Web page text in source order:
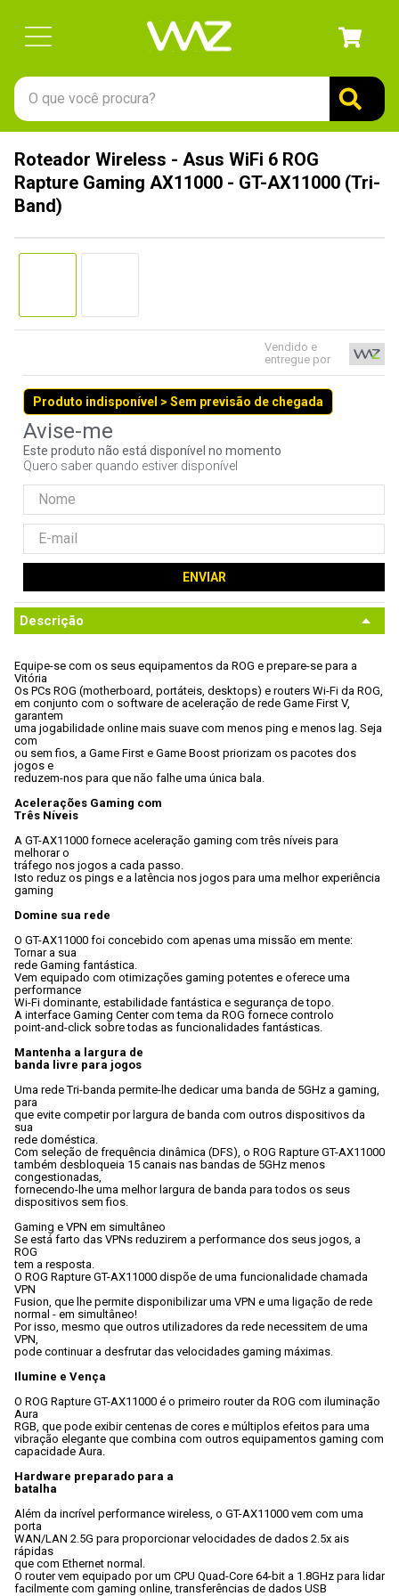
O que você procura?
Roteador Wireless - Asus WiFi 6 ROG
Rapture Gaming AX11000 - GT-AX11000 (Tri-
Band)
Vendido e
entregue por
Produto indisponível > Sem previsão de chegada
Este produto não está disponível no momento
Quero saber quando estiver disponível
ENVIAR
Descrição
Equipe-se com os seus equipamentos da ROG e prepare-se para a
Vitória
Os PCs ROG (motherboard, portáteis, desktops) e routers Wi-Fi da ROG,
em conjunto com o software de aceleração de rede Game First V,
garantem
uma jogabilidade online mais suave com menos ping e menos lag. Seja
com
ou sem fios, a Game First e Game Boost priorizam os pacotes dos
jogos e
reduzem-nos para que não falhe uma única bala.
Acelerações Gaming com
Três Níveis
A GT-AX11000 fornece aceleração gaming com três níveis para
melhorar o
tráfego nos jogos a cada passo.
Isto reduz os pings e a latência nos jogos para uma melhor experiência
gaming
Domine sua rede
O GT-AX11000 foi concebido com apenas uma missão em mente:
Tornar a sua
rede Gaming fantástica.
Vem equipado com otimizações gaming potentes e oferece uma
performance
Wi-Fi dominante, estabilidade fantástica e segurança de topo.
A interface Gaming Center com tema da ROG fornece controlo
point-and-click sobre todas as funcionalidades fantásticas.
Mantenha a largura de
banda livre para jogos
Uma rede Tri-banda permite-lhe dedicar uma banda de 5GHz a gaming,
para
que evite competir por largura de banda com outros dispositivos da
sua
rede doméstica.
Com seleção de frequência dinâmica (DFS), o ROG Rapture GT-AX11000
também desbloqueia 15 canais nas bandas de 5GHz menos
congestionadas,
fornecendo-lhe uma melhor largura de banda para todos os seus
dispositivos sem fios.
Gaming e VPN em simultâneo
Se está farto das VPNs reduzirem a performance dos seus jogos, a
ROG
tem a resposta.
O ROG Rapture GT-AX11000 dispõe de uma funcionalidade chamada
VPN
Fusion, que lhe permite disponibilizar uma VPN e uma ligação de rede
normal - em simultâneo!
Por isso, mesmo que outros utilizadores da rede necessitem de uma
VPN,
pode continuar a desfrutar das velocidades gaming máximas.
Ilumine e Vença
O ROG Rapture GT-AX11000 é o primeiro router da ROG com iluminação
Aura
RGB, que pode exibir centenas de cores e múltiplos efeitos para uma
vibração elegante que combina com outros equipamentos gaming com
capacidade Aura.
Hardware preparado para a
batalha
Além da incrível performance wireless, o GT-AX11000 vem com uma
porta
WAN/LAN 2.5G para proporcionar velocidades de dados 2.5x ais
rápidas
que com Ethernet normal.
O router vem equipado por um CPU Quad-Core 64-bit a 1.8GHz para lidar
facilmente com gaming online, transferências de dados USB
gabinete
8º
controle
9º
noctua
10º fractal